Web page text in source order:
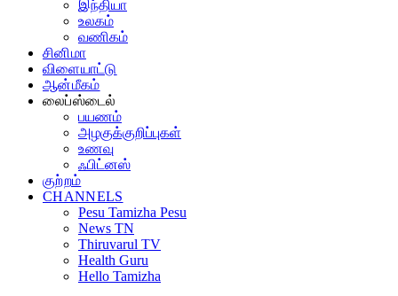
இந்தியா
உலகம்
வணிகம்
சினிமா
விளையாட்டு
ஆன்மீகம்
லைப்ஸ்டைல்
பயணம்
அழகுக்குறிப்புகள்
உணவு
ஃபிட்னஸ்
குற்றம்
CHANNELS
Pesu Tamizha Pesu
News TN
Thiruvarul TV
Health Guru
Hello Tamizha